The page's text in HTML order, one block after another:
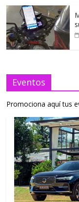
Eventos
Promociona aquí tus